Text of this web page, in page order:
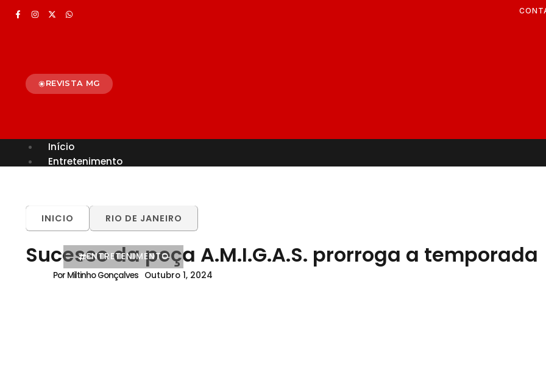
REVISTA MG
Início
Entretenimento
MUNDO
ENTRETENIMENTO
INICIO RIO DE JANEIRO
Sucesso da peça A.M.I.G.A.S. prorroga a temporada
Por Miltinho Gonçalves Outubro 1, 2024